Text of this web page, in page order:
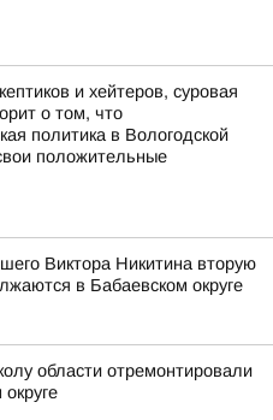
и хейтеров, суровая
о том, что
политика в Вологодской
положительные
Виктора Никитина вторую
в Бабаевском округе
области отремонтировали